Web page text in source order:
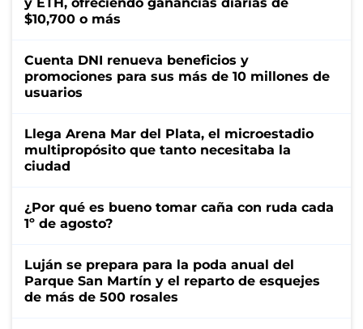
$10,700 o más
Cuenta DNI renueva beneficios y
promociones para sus más de 10 millones de
usuarios
Llega Arena Mar del Plata, el microestadio
multipropósito que tanto necesitaba la
ciudad
¿Por qué es bueno tomar caña con ruda cada
1º de agosto?
Luján se prepara para la poda anual del
Parque San Martín y el reparto de esquejes
de más de 500 rosales